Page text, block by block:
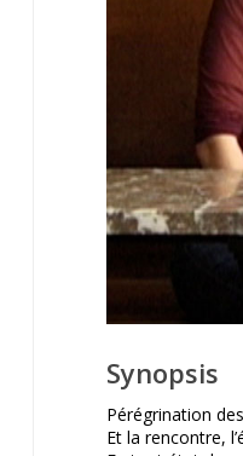
Synopsis
Pérégrination
Et la rencontre,